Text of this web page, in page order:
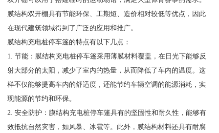
膜结构双开棚具有节能环保、工期短、造价相对较低等优点，因此
在现代建筑领域得到了广泛的应用和推广。
膜结构充电桩停车篷的特点有以下几点：
1. 节能：膜结构充电桩停车篷采用薄膜材料覆盖，在日光下能够反
射大部分的太阳，减少了室内的热量，从而降低了车内的温度。这
样不仅能够提高车内的舒适度，还能节约车辆空调的能源消耗，实
现能源的节约和环保。
2. 安全防护：膜结构充电桩停车篷具有的坚固性和耐久性，能够有
效抵抗自然灾害，如风暴、冰雹等。此外，膜结构材料还具有耐腐